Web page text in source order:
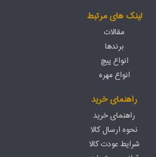
لینک های مرتبط
مقالات
برندها
انواع پیچ
انواع مهره
راهنمای خرید
راهنمای خرید
نحوه ارسال کالا
شرایط عودت کالا